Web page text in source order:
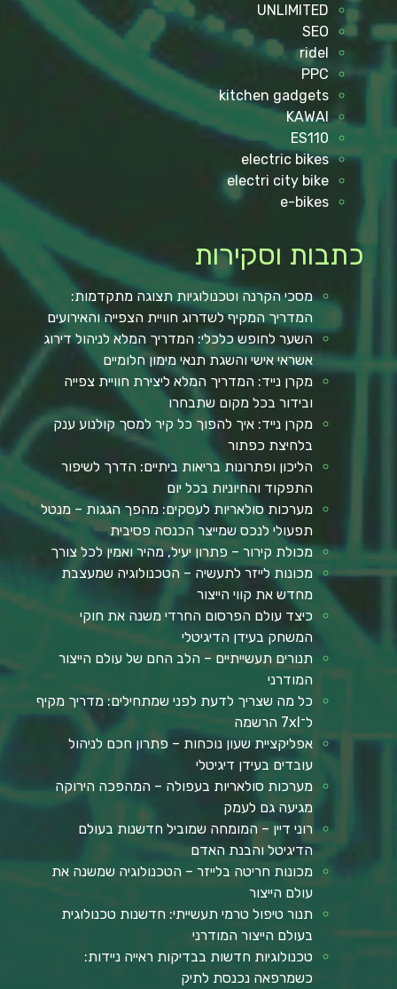
UNLIMITED
SEO
ridel
PPC
kitchen gadgets
KAWAI
ES110
electric bikes
electri city bike
e-bikes
כתבות וסקירות
מסכי הקרנה וטכנולוגיות תצוגה מתקדמות:
המדריך המקיף לשדרוג חוויית הצפייה והאירועים
השער לחופש כלכלי: המדריך המלא לניהול דירוג
אשראי אישי והשגת תנאי מימון חלומיים
מקרן נייד: המדריך המלא ליצירת חוויית צפייה
ובידור בכל מקום שתבחרו
מקרן נייד: איך להפוך כל קיר למסך קולנוע ענק
בלחיצת כפתור
הליכון ופתרונות בריאות ביתיים: הדרך לשיפור
התפקוד והחיוניות בכל יום
מערכות סולאריות לעסקים: מהפך הגגות – מנטל
תפעולי לנכס שמייצר הכנסה פסיבית
מכולת קירור – פתרון יעיל, מהיר ואמין לכל צורך
מכונות לייזר לתעשיה – הטכנולוגיה שמעצבת
מחדש את קווי הייצור
כיצד עולם הפרסום החרדי משנה את חוקי
המשחק בעידן הדיגיטלי
תנורים תעשייתיים – הלב החם של עולם הייצור
המודרני
כל מה שצריך לדעת לפני שמתחילים: מדריך מקיף
ל־7xl הרשמה
אפליקציית שעון נוכחות – פתרון חכם לניהול
עובדים בעידן דיגיטלי
מערכות סולאריות בעפולה – המהפכה הירוקה
מגיעה גם לעמק
רוני דיין – המומחה שמוביל חדשנות בעולם
הדיגיטל והבנת האדם
מכונות חריטה בלייזר – הטכנולוגיה שמשנה את
עולם הייצור
תנור טיפול טרמי תעשייתי: חדשנות טכנולוגית
בעולם הייצור המודרני
טכנולוגיות חדשות בבדיקות ראייה ניידות:
כשמרפאה נכנסת לתיק